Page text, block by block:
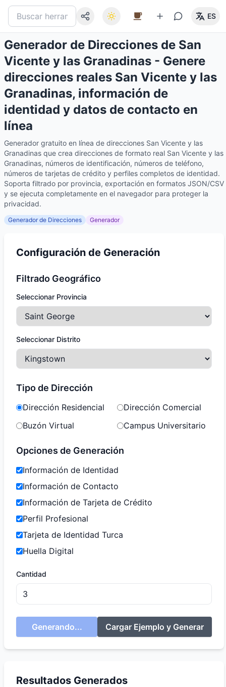
ES
Generador de Direcciones de San
Vicente y las Granadinas - Genere
direcciones reales San Vicente y las
Granadinas, información de
identidad y datos de contacto en
línea
Generador gratuito en línea de direcciones San Vicente y las
Granadinas que crea direcciones de formato real San Vicente y las
Granadinas, números de identificación, números de teléfono,
números de tarjetas de crédito y perfiles completos de identidad.
Soporta filtrado por provincia, exportación en formatos JSON/CSV
y se ejecuta completamente en el navegador para proteger la
privacidad.
Generador de Direcciones Generador
Configuración de Generación
Filtrado Geográfico
Seleccionar Provincia
Seleccionar Distrito
Tipo de Dirección
Dirección Residencial
Dirección Comercial
Buzón Virtual
Campus Universitario
Opciones de Generación
Información de Identidad
Información de Contacto
Información de Tarjeta de Crédito
Perfil Profesional
Tarjeta de Identidad Turca
Huella Digital
Cantidad
Generando... Cargar Ejemplo y Generar
Resultados Generados